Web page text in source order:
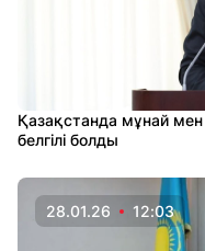
Қазақстанда мұнай мен
белгілі болды
28.01.26 12:03